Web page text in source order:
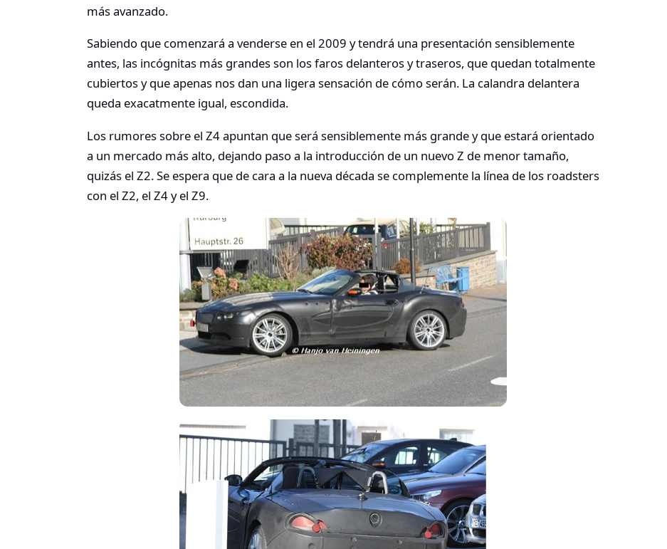
más avanzado.
Sabiendo que comenzará a venderse en el 2009 y tendrá una presentación sensiblemente
antes, las incógnitas más grandes son los faros delanteros y traseros, que quedan totalmente
cubiertos y que apenas nos dan una ligera sensación de cómo serán. La calandra delantera
queda exacatmente igual, escondida.
Los rumores sobre el Z4 apuntan que será sensiblemente más grande y que estará orientado
a un mercado más alto, dejando paso a la introducción de un nuevo Z de menor tamaño,
quizás el Z2. Se espera que de cara a la nueva década se complemente la línea de los roadsters
con el Z2, el Z4 y el Z9.